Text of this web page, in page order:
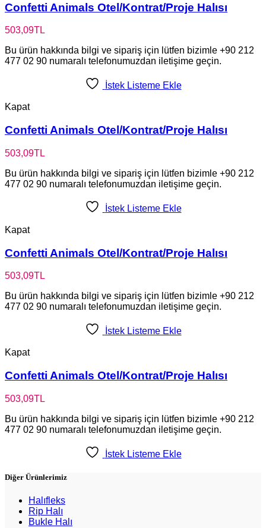
Confetti Animals Otel/Kontrat/Proje Halısı
503,09TL
Bu ürün hakkında bilgi ve sipariş için lütfen bizimle +90 212
477 02 90 numaralı telefonumuzdan iletişime geçin.
İstek Listeme Ekle
Kapat
Confetti Animals Otel/Kontrat/Proje Halısı
503,09TL
Bu ürün hakkında bilgi ve sipariş için lütfen bizimle +90 212
477 02 90 numaralı telefonumuzdan iletişime geçin.
İstek Listeme Ekle
Kapat
Confetti Animals Otel/Kontrat/Proje Halısı
503,09TL
Bu ürün hakkında bilgi ve sipariş için lütfen bizimle +90 212
477 02 90 numaralı telefonumuzdan iletişime geçin.
İstek Listeme Ekle
Kapat
Confetti Animals Otel/Kontrat/Proje Halısı
503,09TL
Bu ürün hakkında bilgi ve sipariş için lütfen bizimle +90 212
477 02 90 numaralı telefonumuzdan iletişime geçin.
İstek Listeme Ekle
Diğer Ürünlerimiz
Halıfleks
Rip Halı
Bukle Halı